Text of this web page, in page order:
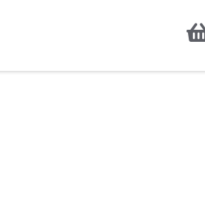
d'audience, ainsi que pour